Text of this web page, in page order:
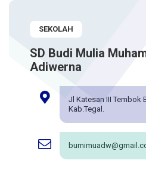
SEKOLAH
SD Budi Mulia
Adiwerna
Jl Katesan III Tembok
Kab.Tegal.